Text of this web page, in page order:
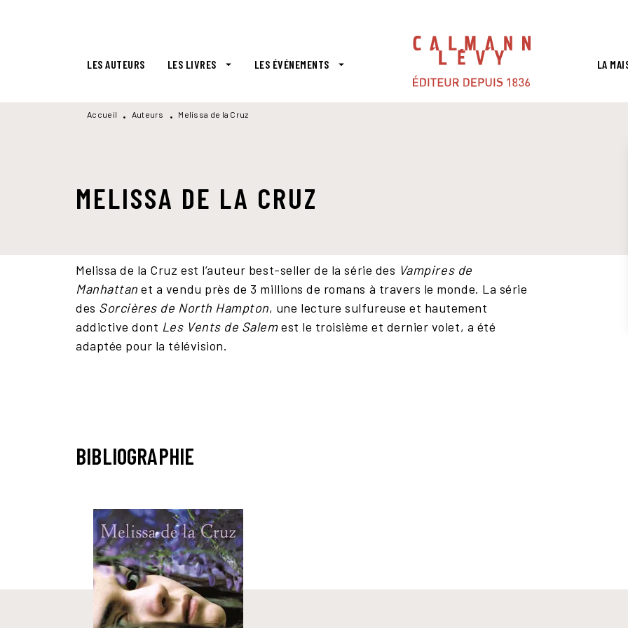
LES AUTEURS LES LIVRES arrow_drop_down LES ÉVÉNEMENTS arrow_drop_down LA
Accueil • Auteurs • Melissa de la Cruz
MELISSA DE LA CRUZ
Melissa de la Cruz est l’auteur best-seller de la série des Vampires de
Manhattan et a vendu près de 3 millions de romans à travers le monde. La série
des Sorcières de North Hampton, une lecture sulfureuse et hautement
addictive dont Les Vents de Salemest le troisième et dernier volet, a été
adaptée pour la télévision.
BIBLIOGRAPHIE